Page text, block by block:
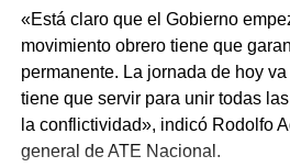
«Está claro que el Gobierno
movimiento obrero tiene que
permanente. La jornada de hoy
tiene que servir para unir todas
la conflictividad», indicó Rodolfo
general de ATE Nacional.